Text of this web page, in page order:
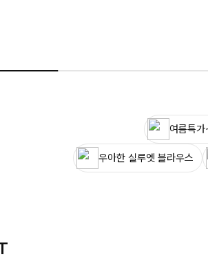
여름특
우아한 실루엣 블라우스